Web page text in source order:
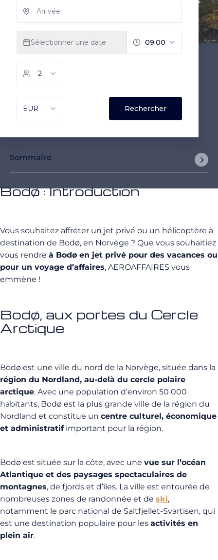
Sommaire
Bodø : Introduction
Vous souhaitez affréter un jet privé ou un hélicoptère à
destination de Bodø, en Norvège ? Que vous souhaitiez
vous rendre à Bodø en jet privé pour des vacances ou
pour un voyage d’affaires, AEROAFFAIRES vous
emmène !
Bodø, aux portes du Cercle
Arctique
Bodø est une ville du nord de la Norvège, située dans la
région du Nordland, au-delà du cercle polaire
arctique. Avec une population d’environ 50 000
habitants, Bodø est la plus grande ville de la région du
Nordland et constitue un centre culturel, économique
et administratifimportant pour la région.
Bodø est située sur la côte, avec une vue sur l’océan
Atlantique et des paysages spectaculaires de
montagnes, de fjords et d’îles. La ville est entourée de
nombreuses zones de randonnée et de ski,
notamment le parc national de Saltfjellet-Svartisen, qui
est une destination populaire pour les activités en
plein air.